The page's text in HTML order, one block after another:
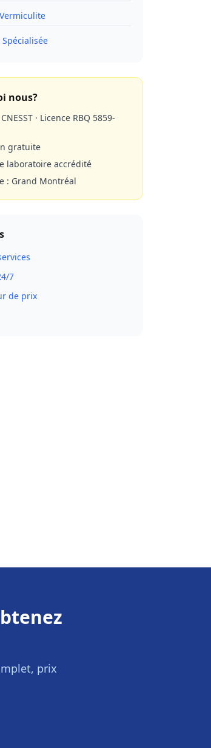
nous?
· Licence RBQ 5859-
gratuite
laboratoire accrédité
: Grand Montréal
7
de prix
prix